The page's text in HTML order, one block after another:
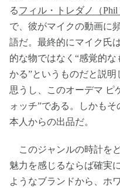
るフィル・トレダノ（Phil
で、彼がマイクの動画に
語だ。最終的にマイク氏
的な物ではなく“感覚的
かる”というものだと説
思うし、このオーデマ ピ
ォッチ”である。しかも
本人からの出品だ。
このジャンルの時計を
魅力を感じるならば確実
ようなブランドから、ホ